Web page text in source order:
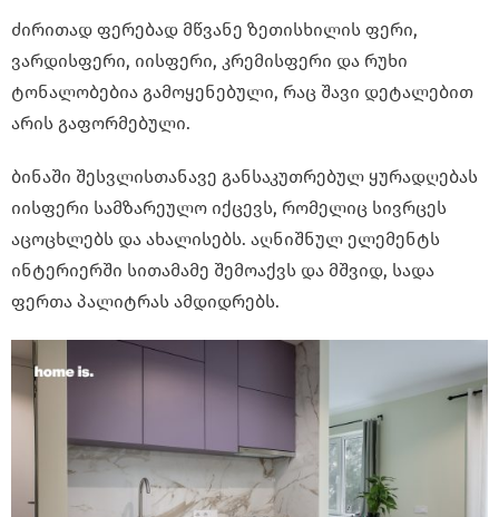
ძირითად ფერებად მწვანე ზეთისხილის ფერი,
ვარდისფერი, იისფერი, კრემისფერი და რუხი
ტონალობებია გამოყენებული, რაც შავი დეტალებით
არის გაფორმებული.
ბინაში შესვლისთანავე განსაკუთრებულ ყურადღებას
იისფერი სამზარეულო იქცევს, რომელიც სივრცეს
აცოცხლებს და ახალისებს. აღნიშნულ ელემენტს
ინტერიერში სითამამე შემოაქვს და მშვიდ, სადა
ფერთა პალიტრას ამდიდრებს.